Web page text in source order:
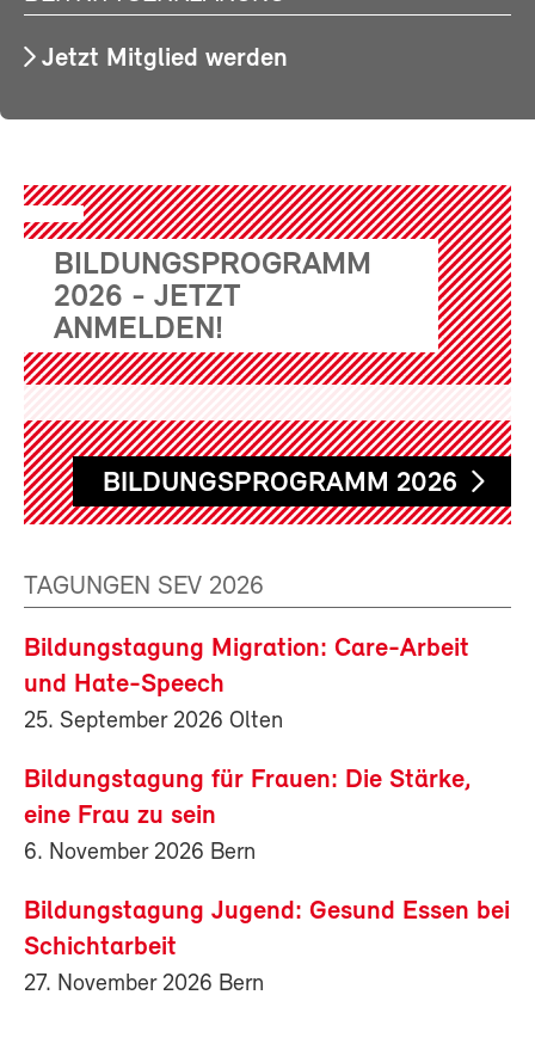
Jetzt Mitglied werden
BILDUNGSPROGRAMM
2026 - JETZT
ANMELDEN!
BILDUNGSPROGRAMM 2026
TAGUNGEN SEV 2026
Bildungstagung Migration: Care-Arbeit
und Hate-Speech
25. September 2026 Olten
Bildungstagung für Frauen: Die Stärke,
eine Frau zu sein
6. November 2026 Bern
Bildungstagung Jugend: Gesund Essen bei
Schichtarbeit
27. November 2026 Bern